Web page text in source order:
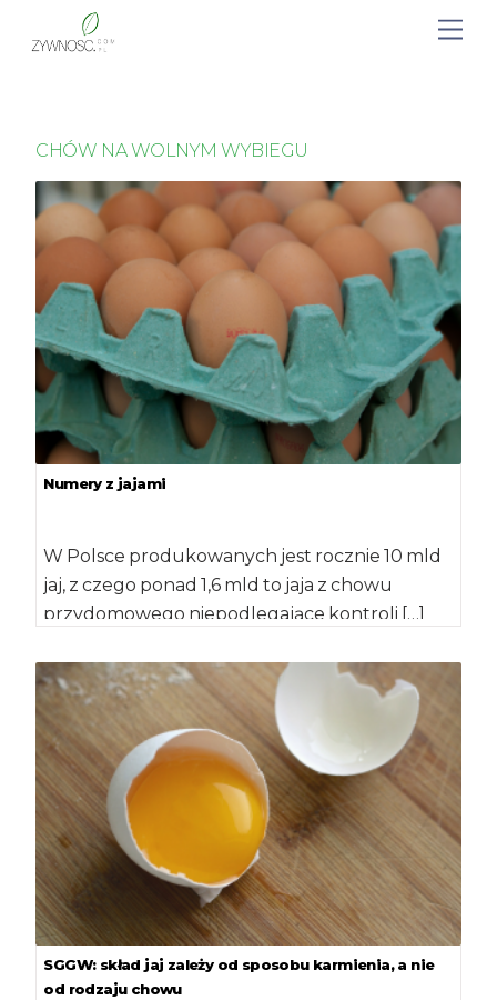
CHÓW NA WOLNYM WYBIEGU
Numery z jajami
W Polsce produkowanych jest rocznie 10 mld
jaj, z czego ponad 1,6 mld to jaja z chowu
przydomowego niepodlegające kontroli […]
SGGW: skład jaj zależy od sposobu karmienia, a nie
od rodzaju chowu